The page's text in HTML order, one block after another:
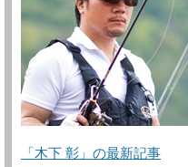
「木下 彰」の最新記事